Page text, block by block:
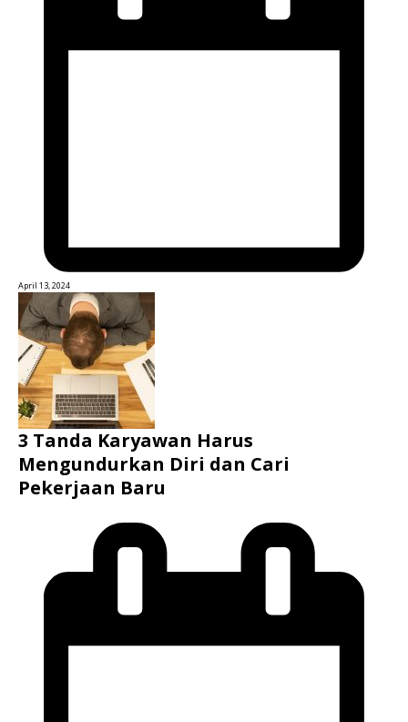
April 13, 2024
3 Tanda Karyawan Harus
Mengundurkan Diri dan Cari
Pekerjaan Baru